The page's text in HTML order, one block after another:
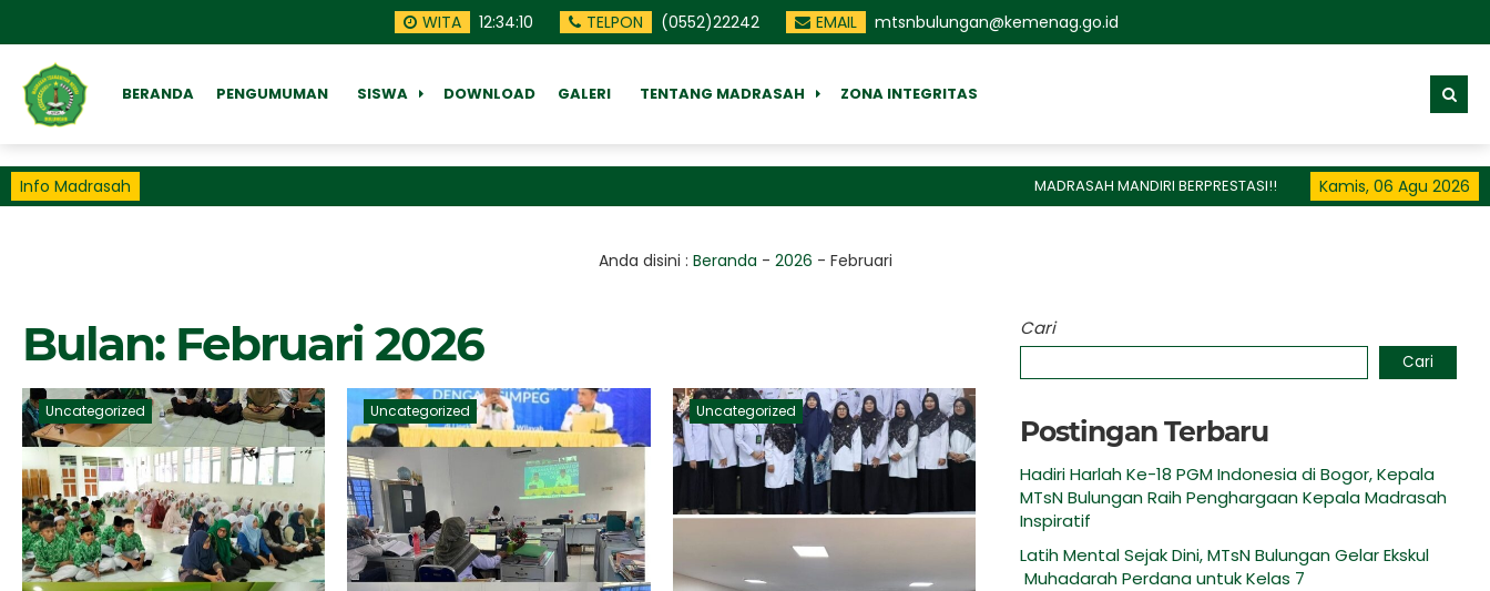
WITA 12:34:11 TELPON (0552)22242 EMAIL mtsnbulungan@kemenag.go.id
BERANDA PENGUMUMAN SISWA DOWNLOAD GALERI TENTANG MADRASAH ZONA INTEGRITAS
Info Madrasah Kamis, 06 Agu 2026
MADRASAH MANDIRI BERPRESTASI!!
Anda disini : Beranda - 2026 - Februari
Bulan: Februari 2026
Uncategorized Uncategorized Uncategorized
Cari
Cari
Postingan Terbaru
Hadiri Harlah Ke-18 PGM Indonesia di Bogor, Kepala
MTsN Bulungan Raih Penghargaan Kepala Madrasah
Inspiratif
Latih Mental Sejak Dini, MTsN Bulungan Gelar Ekskul
Muhadarah Perdana untuk Kelas 7